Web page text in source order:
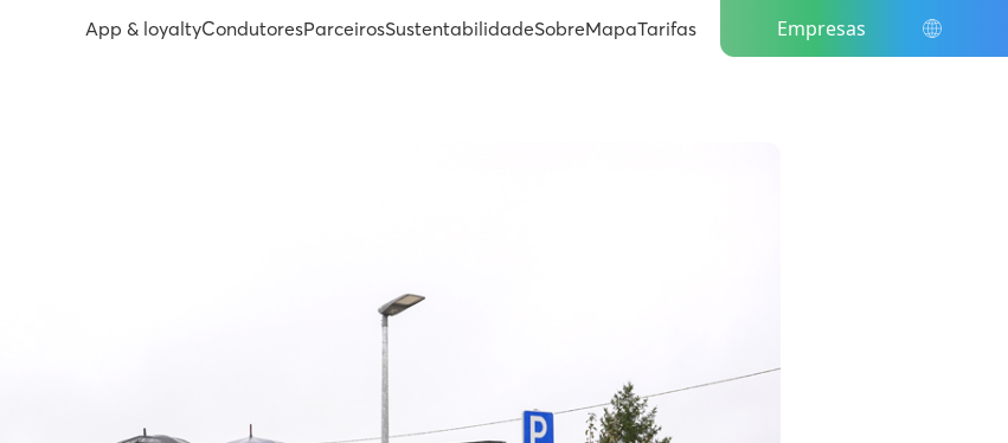
App & loyaltyCondutoresParceirosSustentabilidadeSobreMapaTarifas Empresas